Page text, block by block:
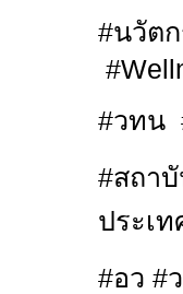
#นวัต
#วทน
#สถา
ประเ
#อว #